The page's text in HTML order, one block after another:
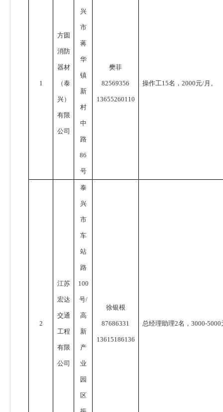
1
方圆
消防
器材
（泰
兴）
有限
公司
兴
市
蒋
华
镇
新
村
中
路
86
号
樊菲
82569356
13655260110
操作工15名，2000元/月。
2
江苏
宏达
交通
工程
有限
公司
泰
兴
市
车
站
路
100
号/
高
新
产
业
园
区
徐银根
87686331
13615186136
总经理助理2名，3000-5000